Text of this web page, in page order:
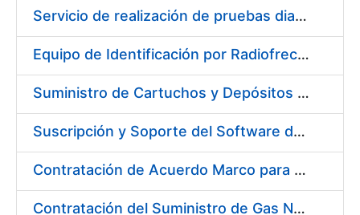
Servicio de realización de pruebas diagnósticas de COVID-19
Equipo de Identificación por Radiofrecuencia (RFID)
Suministro de Cartuchos y Depósitos de Tinta Originales para Impresoras
Suscripción y Soporte del Software de Diseño Carveco
Contratación de Acuerdo Marco para el Suministro de Rodamientos y Material de Transmisiones para la Fábrica Nacional de Moneda y Timbre – Real Casa de la Moneda
Contratación del Suministro de Gas Natural para la Fábrica Nacional de Moneda y Timbre – Real Casa de Moneda, en sus centros de trabajo de Madrid y Burgos